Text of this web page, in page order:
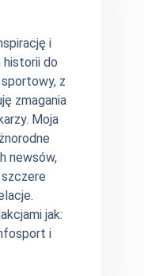
i
historii do
z
zmagania
Moja
newsów,
jak:
i